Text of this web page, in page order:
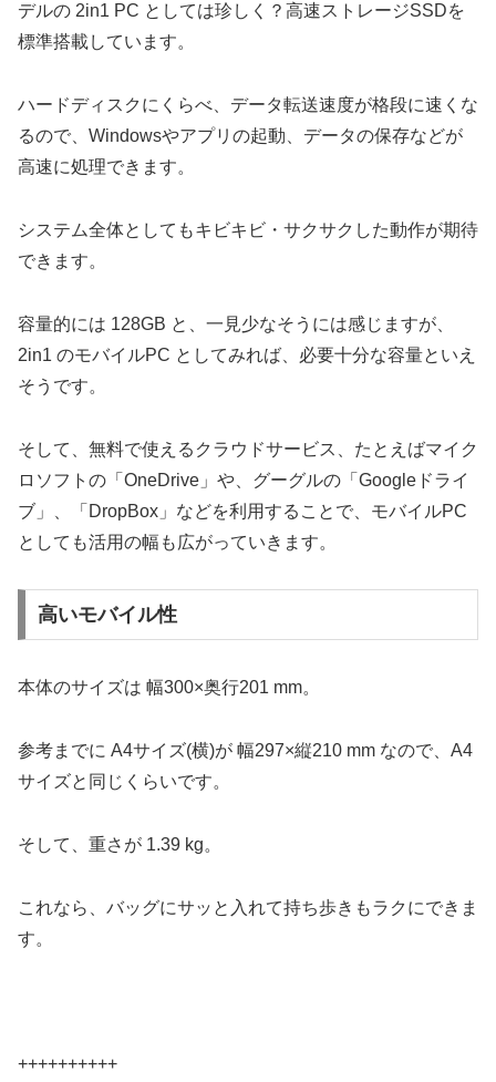
デルの 2in1 PC としては珍しく？高速ストレージSSDを
標準搭載しています。
ハードディスクにくらべ、データ転送速度が格段に速くな
るので、Windowsやアプリの起動、データの保存などが
高速に処理できます。
システム全体としてもキビキビ・サクサクした動作が期待
できます。
容量的には 128GB と、一見少なそうには感じますが、
2in1 のモバイルPC としてみれば、必要十分な容量といえ
そうです。
そして、無料で使えるクラウドサービス、たとえばマイク
ロソフトの「OneDrive」や、グーグルの「Googleドライ
ブ」、「DropBox」などを利用することで、モバイルPC
としても活用の幅も広がっていきます。
高いモバイル性
本体のサイズは 幅300×奥行201 mm。
参考までに A4サイズ(横)が 幅297×縦210 mm なので、A4
サイズと同じくらいです。
そして、重さが 1.39 kg。
これなら、バッグにサッと入れて持ち歩きもラクにできま
す。
++++++++++